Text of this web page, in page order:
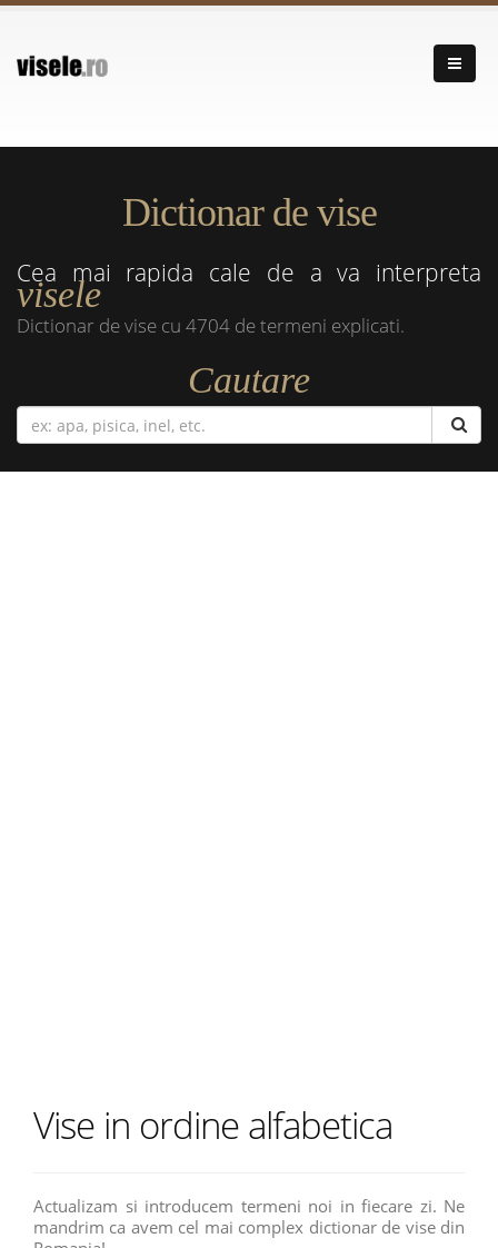
Dictionar de vise
Cea mai rapida cale de a va interpreta
visele
Dictionar de vise cu 4704 de termeni explicati.
Cautare
Vise in ordine alfabetica
Actualizam si introducem termeni noi in fiecare zi. Ne
mandrim ca avem cel mai complex dictionar de vise din